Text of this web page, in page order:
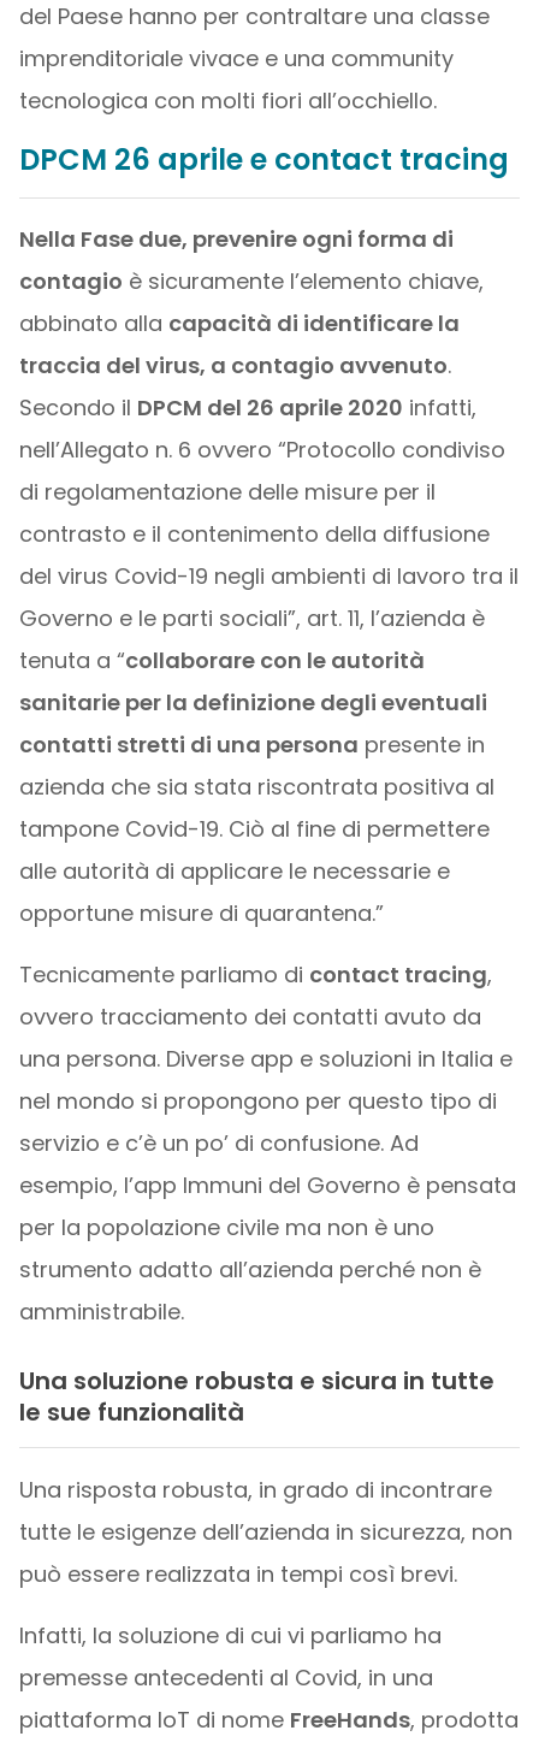
del Paese hanno per contraltare una classe
imprenditoriale vivace e una community
tecnologica con molti fiori all’occhiello.
DPCM 26 aprile e contact tracing
Nella Fase due, prevenire ogni forma di
contagio è sicuramente l’elemento chiave,
abbinato alla capacità di identificare la
traccia del virus, a contagio avvenuto.
Secondo il DPCM del 26 aprile 2020 infatti,
nell’Allegato n. 6 ovvero “Protocollo condiviso
di regolamentazione delle misure per il
contrasto e il contenimento della diffusione
del virus Covid-19 negli ambienti di lavoro tra il
Governo e le parti sociali”, art. 11, l’azienda è
tenuta a “collaborare con le autorità
sanitarie per la definizione degli eventuali
contatti stretti di una persona presente in
azienda che sia stata riscontrata positiva al
tampone Covid-19. Ciò al fine di permettere
alle autorità di applicare le necessarie e
opportune misure di quarantena.”
Tecnicamente parliamo di contact tracing,
ovvero tracciamento dei contatti avuto da
una persona. Diverse app e soluzioni in Italia e
nel mondo si propongono per questo tipo di
servizio e c’è un po’ di confusione. Ad
esempio, l’app Immuni del Governo è pensata
per la popolazione civile ma non è uno
strumento adatto all’azienda perché non è
amministrabile.
Una soluzione robusta e sicura in tutte
le sue funzionalità
Una risposta robusta, in grado di incontrare
tutte le esigenze dell’azienda in sicurezza, non
può essere realizzata in tempi così brevi.
Infatti, la soluzione di cui vi parliamo ha
premesse antecedenti al Covid, in una
piattaforma IoT di nome FreeHands, prodotta